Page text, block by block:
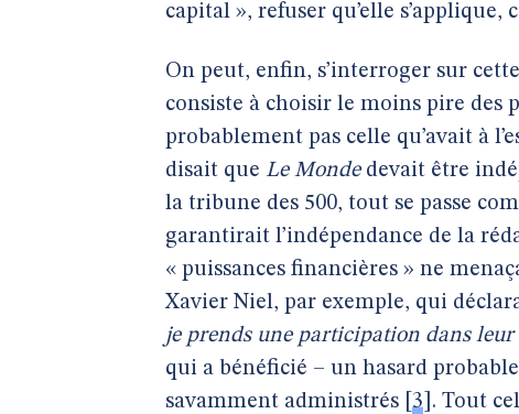
capital », refuser qu’elle s’applique,
On peut, enfin, s’interroger sur
consiste à choisir le moins pire des
probablement pas celle qu’avait à
disait que Le Mondedevait être
la tribune des 500, tout se passe
garantirait l’indépendance de la
« puissances financières » ne
Xavier Niel, par exemple, qui
je prends une participation dans
qui a bénéficié – un hasard
savamment administrés 3 . Tout